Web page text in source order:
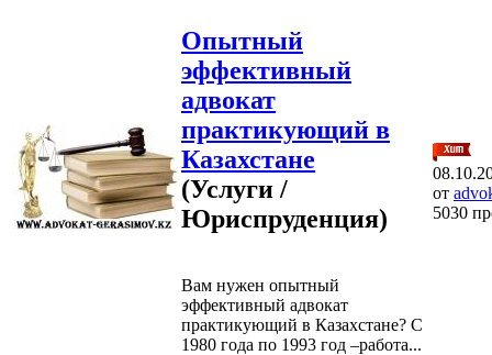
Опытный
эффективный
адвокат
практикующий в
Казахстане
(Услуги /
Юриспруденция)
Вам нужен опытный
эффективный адвокат
практикующий в Казахстане? С
1980 года по 1993 год –работа...
от
5030